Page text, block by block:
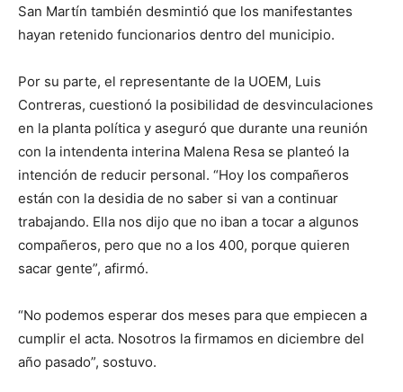
San Martín también desmintió que los manifestantes
hayan retenido funcionarios dentro del municipio.
Por su parte, el representante de la UOEM, Luis
Contreras, cuestionó la posibilidad de desvinculaciones
en la planta política y aseguró que durante una reunión
con la intendenta interina Malena Resa se planteó la
intención de reducir personal. “Hoy los compañeros
están con la desidia de no saber si van a continuar
trabajando. Ella nos dijo que no iban a tocar a algunos
compañeros, pero que no a los 400, porque quieren
sacar gente”, afirmó.
“No podemos esperar dos meses para que empiecen a
cumplir el acta. Nosotros la firmamos en diciembre del
año pasado”, sostuvo.